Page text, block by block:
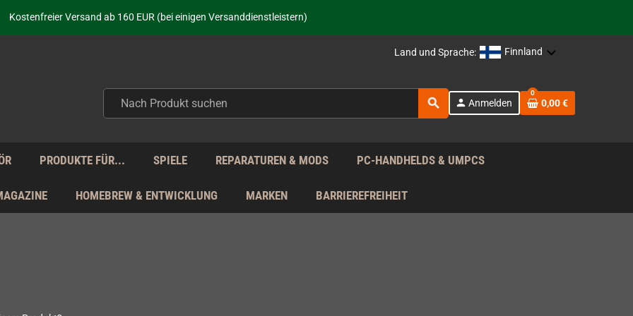
Kostenfreier Versand ab 160 EUR (bei einigen Versanddienstleistern)
Seit über 20 Jahren Deine Anlaufstelle für neue Retro-Hardware!
Täglicher Versand Mo - Fr aus Deutschland - zollfrei innerhalb der EU!
Land und Sprache: Finnland
search person Anmelden
0
0,00 €
PRODUKTE FÜR... SPIELE REPARATUREN & MODS PC-HANDHELDS & UMPCS
HOMEBREW & ENTWICKLUNG MARKEN BARRIEREFREIHEIT